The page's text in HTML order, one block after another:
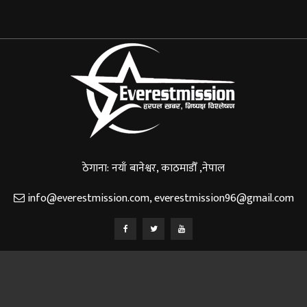
ठेगाना: नयाँ बानेश्वर, काठमाडौँ ,नेपाल
info@everestmission.com,everestmission96@gmail.com